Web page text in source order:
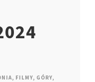
, FILMY, GÓRY,